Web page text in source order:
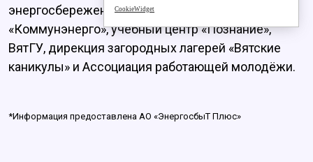
энергосбережения». Помогали им в этом АО
«Коммунэнерго», учебный центр «Познание»,
ВятГУ, дирекция загородных лагерей «Вятские
каникулы» и Ассоциация работающей молодёжи.
*Информация предоставлена АО «ЭнергосбыТ Плюс»
CookieWidget